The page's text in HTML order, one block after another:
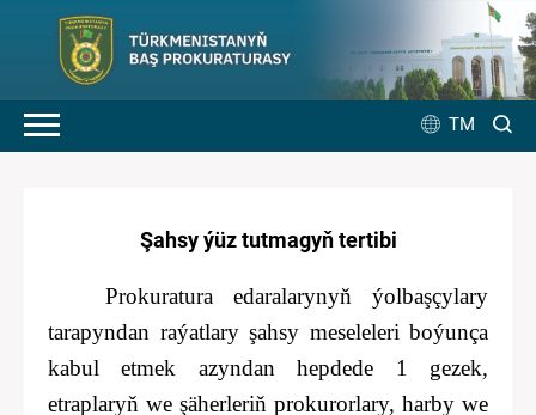
TM
Şahsy ýüz tutmagyň tertibi
Prokuratura edaralarynyň ýolbaşçylary
tarapyndan raýatlary şahsy meseleleri boýunça
kabul etmek azyndan hepdede 1 gezek,
etraplaryň we şäherleriň prokurorlary, harby we